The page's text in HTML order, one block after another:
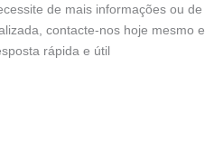
de mais informações ou de
contacte-nos hoje mesmo e
rápida e útil